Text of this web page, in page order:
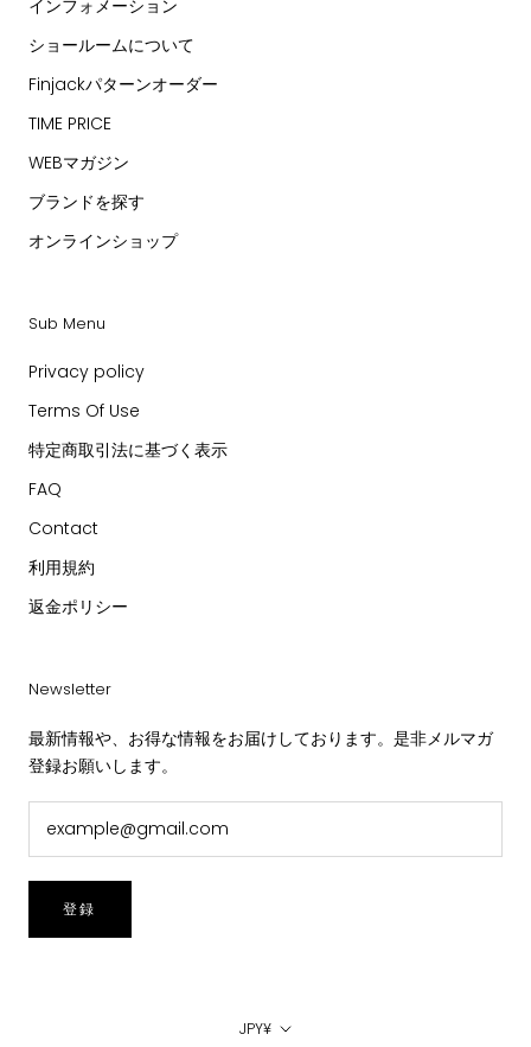
インフォメーション
ショールームについて
Finjackパターンオーダー
TIME PRICE
WEBマガジン
ブランドを探す
オンラインショップ
Sub Menu
Privacy policy
Terms Of Use
特定商取引法に基づく表示
FAQ
Contact
利用規約
返金ポリシー
Newsletter
最新情報や、お得な情報をお届けしております。是非メルマガ
登録お願いします。
登録
通
JPY¥